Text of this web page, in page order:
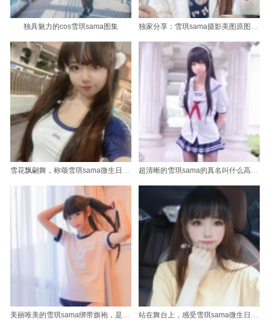
独具魅力的cos雪琪sama图集 独家分享：雪琪sama摄影美图原图集锦
雪花飘翩舞，称颂雪琪sama微生日照片无出其右 超清晰的雪琪sama的真名叫什么高清图片